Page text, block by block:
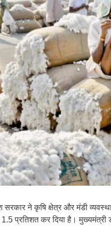
सरकार ने कृषि क्षेत्र और मंडी
प्रतिशत कर दिया है। मुख्यमंत्री